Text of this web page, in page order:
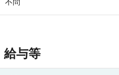
不問
給与等